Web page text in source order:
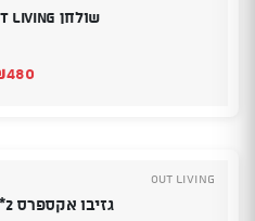
שולחן Out Living דגם Q-4
480
OUT LIVING
גזיבו אקספרס 2*2 SHADE PRO